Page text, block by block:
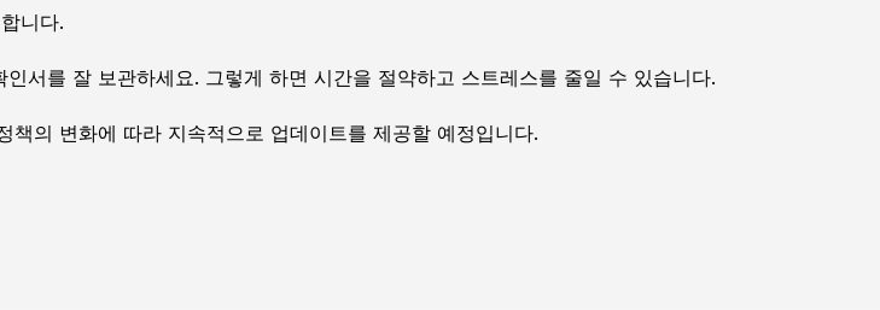
니다.
서를 잘 보관하세요. 그렇게 하면 시간을 절약하고 스트레스를 줄일 수 있습니다.
의 변화에 따라 지속적으로 업데이트를 제공할 예정입니다.